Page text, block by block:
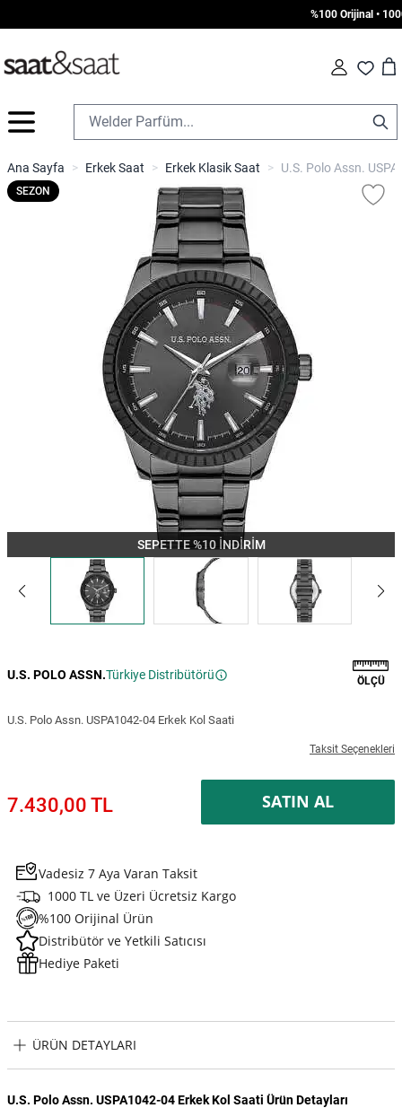
%100 Orijinal •
Fav Cart
İçeriğe geç
Ana Sayfa > Erkek Saat > Erkek Klasik Saat > U.S. Polo Assn.
SEPETTE %10 İNDİRİM
SEZON
U.S. POLO ASSN.Türkiye Distribütörü ÖLÇÜ
U.S. Polo Assn. USPA1042-04 Erkek Kol Saati
Taksit Seçenekleri
7.430,00 TL SATIN AL
Vadesiz 7 Aya Varan Taksit
1000 TL ve Üzeri Ücretsiz Kargo
%100 Orijinal Ürün
Distribütör ve Yetkili Satıcısı
Hediye Paketi
ÜRÜN DETAYLARI
U.S. Polo Assn. USPA1042-04 Erkek Kol Saati Ürün Detayları